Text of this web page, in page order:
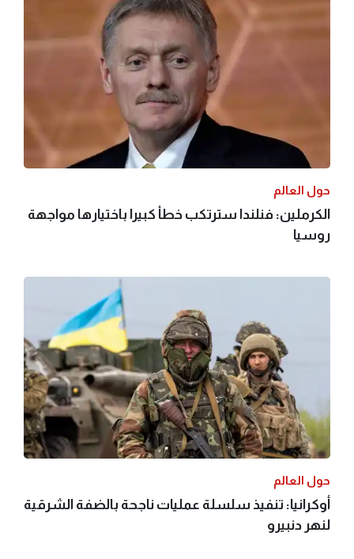
حول العالم
الكرملين: فنلندا سترتكب خطأ كبيرا باختيارها مواجهة
روسيا
حول العالم
أوكرانيا: تنفيذ سلسلة عمليات ناجحة بالضفة الشرقية
لنهر دنبيرو